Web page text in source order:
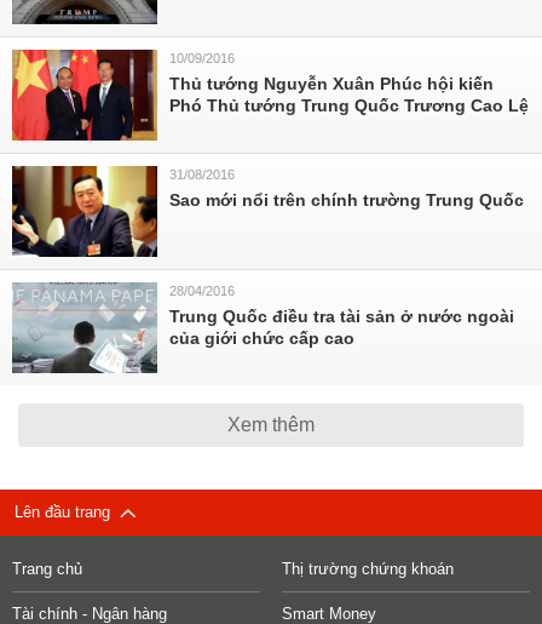
10/09/2016
Thủ tướng Nguyễn Xuân Phúc hội kiến
Phó Thủ tướng Trung Quốc Trương Cao Lệ
31/08/2016
Sao mới nổi trên chính trường Trung Quốc
28/04/2016
Trung Quốc điều tra tài sản ở nước ngoài
của giới chức cấp cao
Xem thêm
Lên đầu trang
Trang chủ Thị trường chứng khoán
Tài chính - Ngân hàng Smart Money